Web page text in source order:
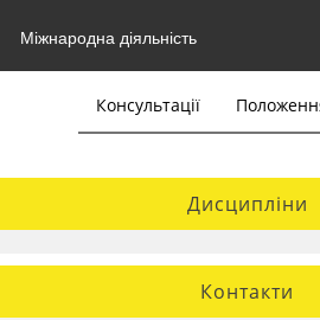
Міжнародна діяльність
Консультації
Дисципліни
Контакти